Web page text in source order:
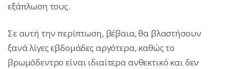
εξάπλωση τους.
Σε αυτή την περίπτωση, βέβαια, θα βλαστήσουν
ξανά λίγες εβδομάδες αργότερα, καθώς το
βρωμόδεντρο είναι ιδιαίτερα ανθεκτικό και δεν